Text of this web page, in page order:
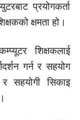
प्रयोगकर्ता
क्षमता हो।
शिक्षकलाई
गर्न र सहयोग
र सहयोगी सिकाइ